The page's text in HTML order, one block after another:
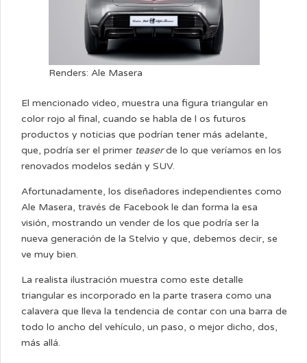
Renders: Ale Masera
El mencionado video, muestra una figura triangular en
color rojo al final, cuando se habla de l os futuros
productos y noticias que podrían tener más adelante,
que, podría ser el primer teaserde lo que veríamos en los
renovados modelos sedán y SUV.
Afortunadamente, los diseñadores independientes como
Ale Masera, través de Facebook le dan forma la esa
visión, mostrando un vender de los que podría ser la
nueva generación de la Stelvio y que, debemos decir, se
ve muy bien.
La realista ilustración muestra como este detalle
triangular es incorporado en la parte trasera como una
calavera que lleva la tendencia de contar con una barra de
todo lo ancho del vehículo, un paso, o mejor dicho, dos,
más allá.